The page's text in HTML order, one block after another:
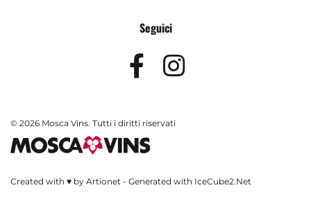
Seguici
Facebook
Instagram
© 2026 Mosca Vins. Tutti i diritti riservati
Created with ♥ by Artionet - Generated with IceCube2.Net